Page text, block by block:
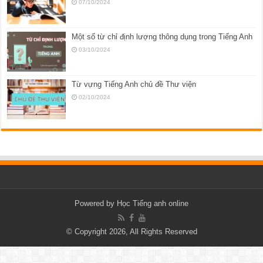
07/10/2024
Một số từ chỉ định lượng thông dụng trong Tiếng Anh
03/10/2024
Từ vựng Tiếng Anh chủ đề Thư viện
02/10/2024
Powered by Học Tiếng anh online
© Copyright 2026, All Rights Reserved